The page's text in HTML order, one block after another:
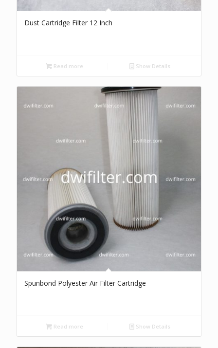
Dust Cartridge Filter 12 Inch
Read more Show Details
Spunbond Polyester Air Filter Cartridge
Read more Show Details